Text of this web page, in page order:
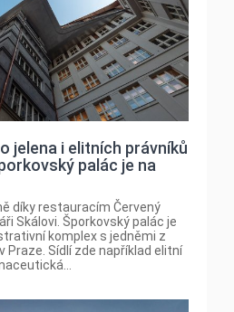
jelena i elitních právníků
palác je na
díky restauracím Červený
Skálovi. Šporkovský palác je
komplex s jedněmi z
Praze. Sídlí zde například elitní